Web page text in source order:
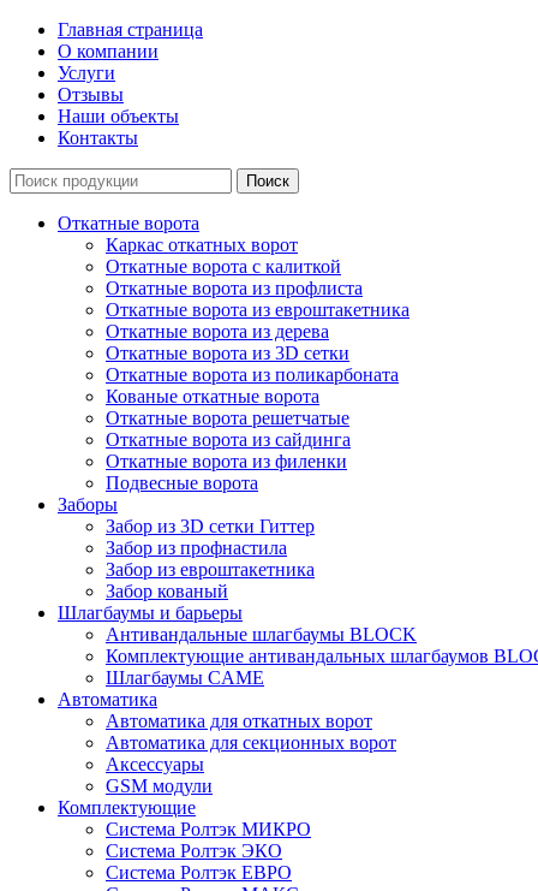
Главная страница
О компании
Услуги
Отзывы
Наши объекты
Контакты
Откатные ворота
Каркас откатных ворот
Откатные ворота с калиткой
Откатные ворота из профлиста
Откатные ворота из евроштакетника
Откатные ворота из дерева
Откатные ворота из 3D сетки
Откатные ворота из поликарбоната
Кованые откатные ворота
Откатные ворота решетчатые
Откатные ворота из сайдинга
Откатные ворота из филенки
Подвесные ворота
Заборы
Забор из 3D сетки Гиттер
Забор из профнастила
Забор из евроштакетника
Забор кованый
Шлагбаумы и барьеры
Антивандальные шлагбаумы BLOCK
Комплектующие антивандальных шлагбаумов
Шлагбаумы CAME
Автоматика
Автоматика для откатных ворот
Автоматика для секционных ворот
Аксессуары
GSM модули
Комплектующие
Система Ролтэк МИКРО
Система Ролтэк ЭКО
Система Ролтэк ЕВРО